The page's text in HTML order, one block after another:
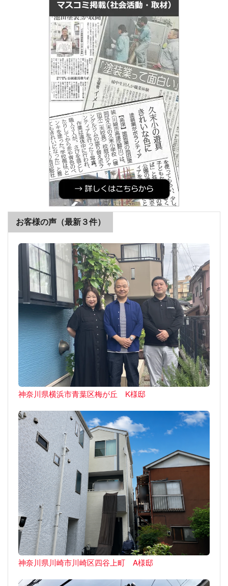
お客様の声（最新３件）
神奈川県横浜市青葉区梅が丘 K様邸
神奈川県川崎市川崎区四谷上町 A様邸